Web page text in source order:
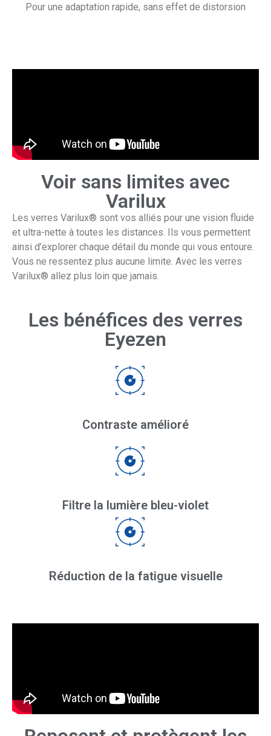
Pour une adaptation rapide, sans effet de distorsion
Voir sans limites avec
Varilux
Les verres Varilux® sont vos alliés pour une vision fluide
et ultra-nette à toutes les distances. Ils vous permettent
ainsi d’explorer chaque détail du monde qui vous entoure. ​
Vous ne ressentez plus aucune limite. Avec les verres
Varilux® allez plus loin que jamais.​
Les bénéfices des verres
Eyezen
Contraste amélioré
Filtre la lumière bleu-violet
Réduction de la fatigue visuelle​